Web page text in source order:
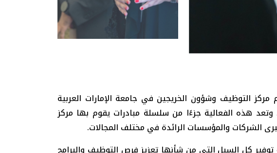
التوظيف وشؤون الخريجين في جامعة الإمارات العربية
26 مؤسسة من قطاعات مختلفة. وتعد هذه الفعالية جزءًا من سلسلة مبادرات يقوم بها مركز
الشركات والمؤسسات الرائدة في مختلف المجالات.
كل السبل التي من شأنها تعزيز فرص التوظيف والبرامج